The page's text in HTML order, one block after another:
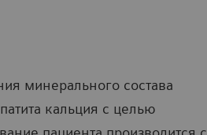
минерального состава
кальция с целью